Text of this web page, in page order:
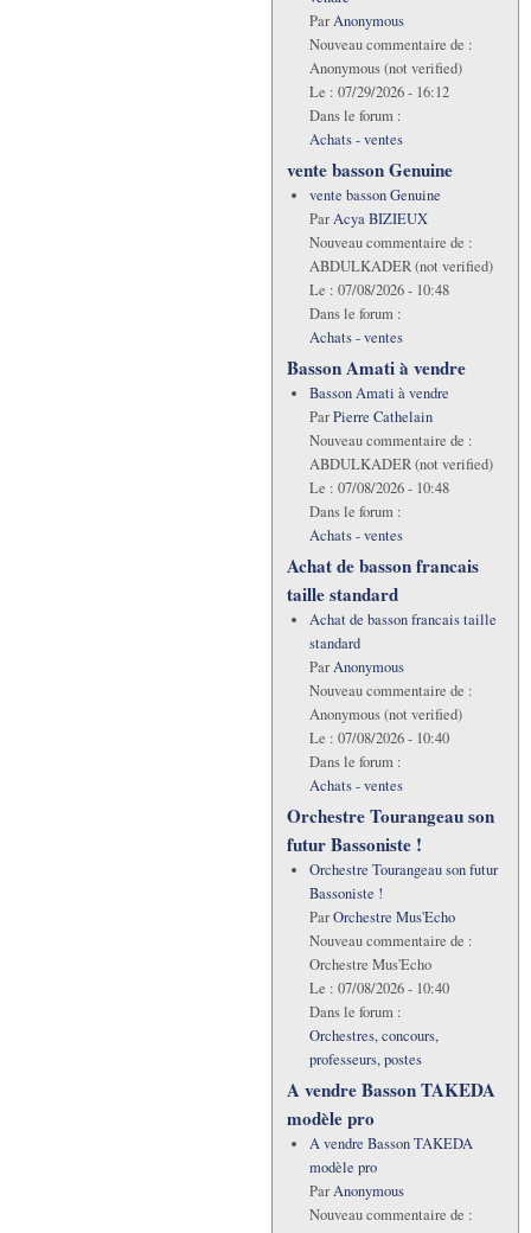
ParAnonymous
Nouveau commentaire de :
Anonymous (not verified)
Le : 07/29/2026 - 16:12
Dans le forum :
Achats - ventes
vente basson Genuine
vente basson Genuine
ParAcya BIZIEUX
Nouveau commentaire de :
ABDULKADER (not verified)
Le : 07/08/2026 - 10:48
Dans le forum :
Achats - ventes
Basson Amati à vendre
Basson Amati à vendre
ParPierre Cathelain
Nouveau commentaire de :
ABDULKADER (not verified)
Le : 07/08/2026 - 10:48
Dans le forum :
Achats - ventes
Achat de basson francais
taille standard
Achat de basson francais taille
standard
ParAnonymous
Nouveau commentaire de :
Anonymous (not verified)
Le : 07/08/2026 - 10:40
Dans le forum :
Achats - ventes
Orchestre Tourangeau son
futur Bassoniste !
Orchestre Tourangeau son futur
Bassoniste !
ParOrchestre Mus'Echo
Nouveau commentaire de :
Orchestre Mus'Echo
Le : 07/08/2026 - 10:40
Dans le forum :
Orchestres, concours,
professeurs, postes
A vendre Basson TAKEDA
modèle pro
A vendre Basson TAKEDA
modèle pro
ParAnonymous
Nouveau commentaire de :